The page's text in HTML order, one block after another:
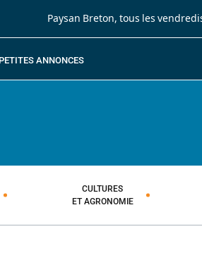
Paysan Breton, tous les
PETITES ANNONCES
CULTURES
ET AGRONOMIE